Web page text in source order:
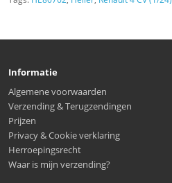
Informatie
Algemene voorwaarden
Verzending & Terugzendingen
Prijzen
Privacy & Cookie verklaring
Herroepingsrecht
Waar is mijn verzending?